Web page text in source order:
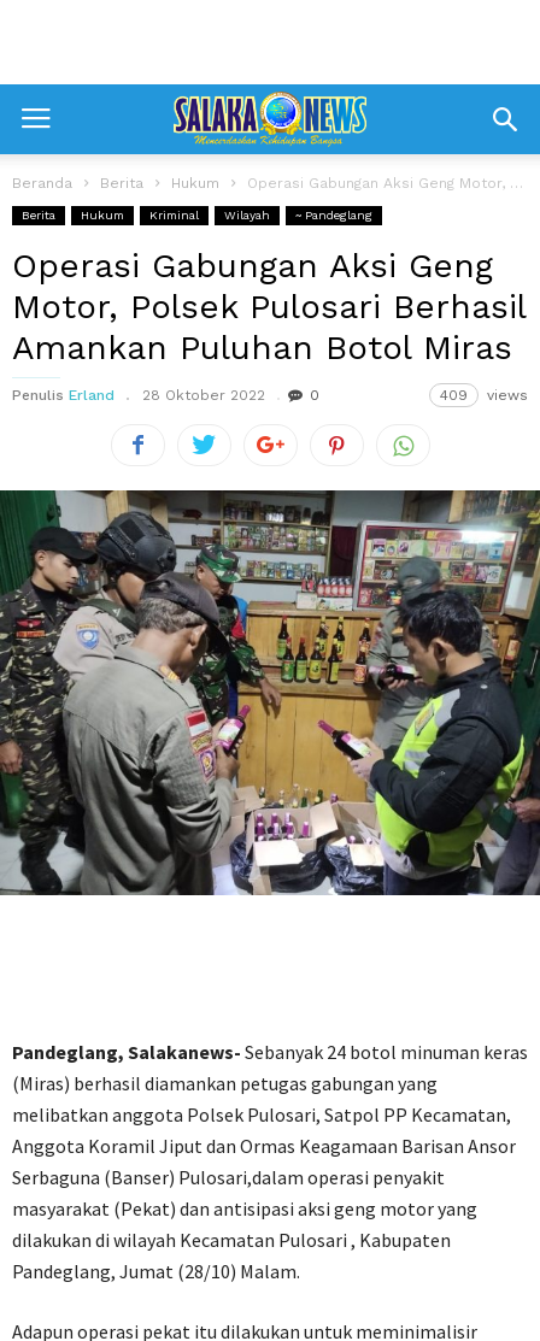
Beranda Berita Hukum Operasi Gabungan Aksi Geng Motor, Polsek Pulosari Berhasil Amankan Puluhan Botol Miras
Berita Hukum Kriminal Wilayah ~ Pandeglang
Operasi Gabungan Aksi Geng
Motor, Polsek Pulosari Berhasil
Amankan Puluhan Botol Miras
Penulis Erland 28 Oktober 2022 0 409 views
Pandeglang, Salakanews- Sebanyak 24 botol minuman keras
(Miras) berhasil diamankan petugas gabungan yang
melibatkan anggota Polsek Pulosari, Satpol PP Kecamatan,
Anggota Koramil Jiput dan Ormas Keagamaan Barisan Ansor
Serbaguna (Banser) Pulosari,dalam operasi penyakit
masyarakat (Pekat) dan antisipasi aksi geng motor yang
dilakukan di wilayah Kecamatan Pulosari , Kabupaten
Pandeglang, Jumat (28/10) Malam.
Adapun operasi pekat itu dilakukan untuk meminimalisir